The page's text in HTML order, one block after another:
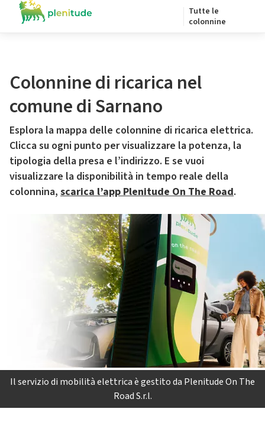
Tutte le
colonnine
Colonnine di ricarica nel
comune di Sarnano
Esplora la mappa delle colonnine di ricarica elettrica.
Clicca su ogni punto per visualizzare la potenza, la
tipologia della presa e l’indirizzo. E se vuoi
visualizzare la disponibilità in tempo reale della
colonnina, scarica l’app Plenitude On The Road.
Il servizio di mobilità elettrica è gestito da Plenitude On The
Road S.r.l.